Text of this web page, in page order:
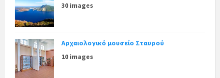
30 images
Αρχαιολογικό μουσείο Σταυρού
10 images